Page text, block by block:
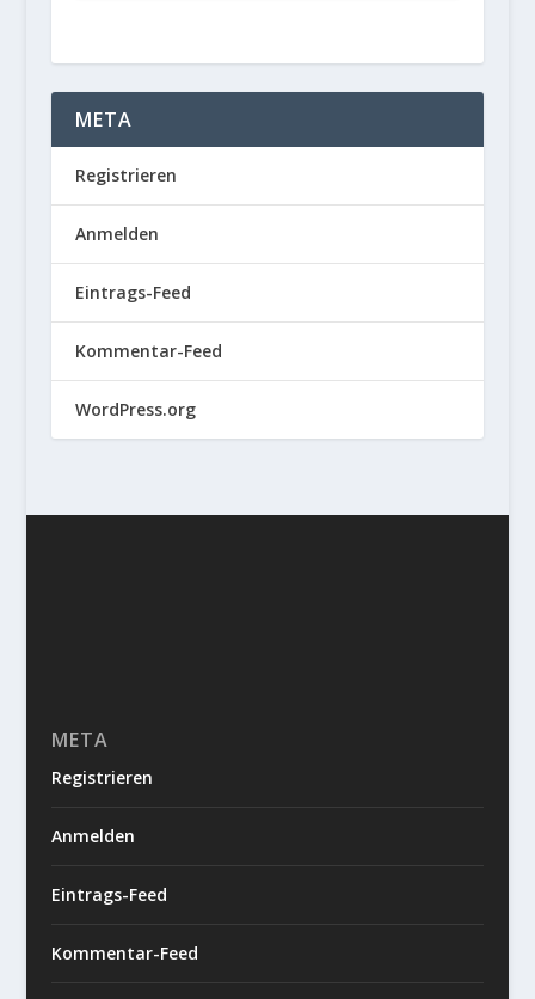
META
Registrieren
Anmelden
Eintrags-Feed
Kommentar-Feed
WordPress.org
META
Registrieren
Anmelden
Eintrags-Feed
Kommentar-Feed